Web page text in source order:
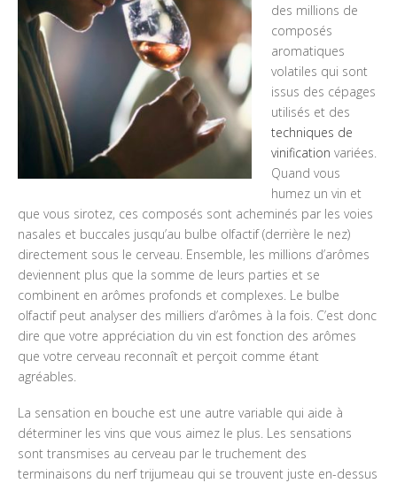
des millions de
composés
aromatiques
volatiles qui sont
issus des cépages
utilisés et des
techniques de
vinification variées.
Quand vous
humez un vin et
que vous sirotez, ces composés sont acheminés par les voies
nasales et buccales jusqu’au bulbe olfactif (derrière le nez)
directement sous le cerveau. Ensemble, les millions d’arômes
deviennent plus que la somme de leurs parties et se
combinent en arômes profonds et complexes. Le bulbe
olfactif peut analyser des milliers d’arômes à la fois. C’est donc
dire que votre appréciation du vin est fonction des arômes
que votre cerveau reconnaît et perçoit comme étant
agréables.
La sensation en bouche est une autre variable qui aide à
déterminer les vins que vous aimez le plus. Les sensations
sont transmises au cerveau par le truchement des
terminaisons du nerf trijumeau qui se trouvent juste en-dessus